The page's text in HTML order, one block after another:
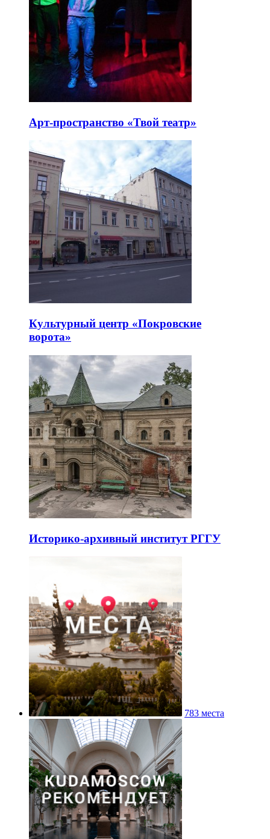
Арт-пространство «Твой театр»
Культурный центр «Покровские
ворота»
Историко-архивный институт РГГУ
783 места